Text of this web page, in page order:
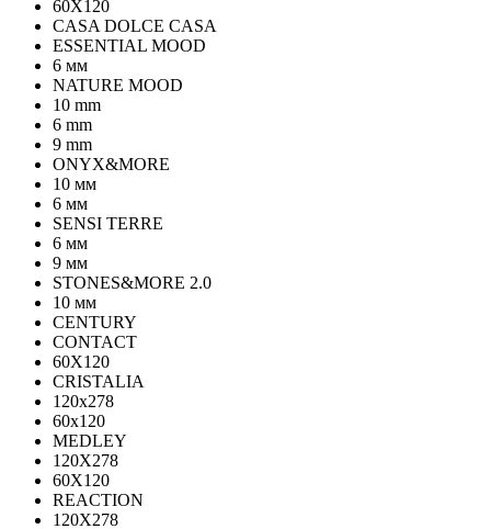
60X120
CASA DOLCE CASA
ESSENTIAL MOOD
6 мм
NATURE MOOD
10 mm
6 mm
9 mm
ONYX&MORE
10 мм
6 мм
SENSI TERRE
6 мм
9 мм
STONES&MORE 2.0
10 мм
CENTURY
CONTACT
60X120
CRISTALIA
120x278
60x120
MEDLEY
120X278
60X120
REACTION
120X278